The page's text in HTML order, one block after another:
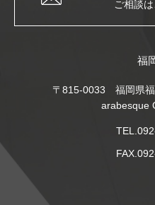
ご相談
福
〒815-0033 福岡県福
arabesque